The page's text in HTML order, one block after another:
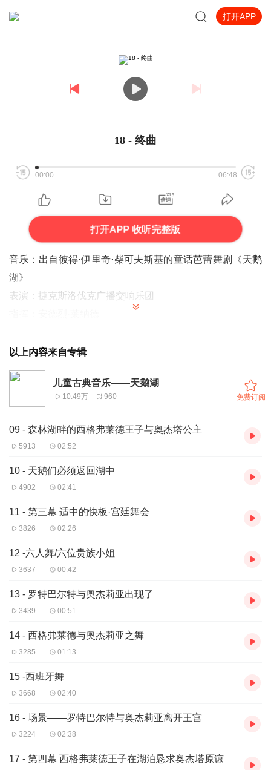
打开APP
18 - 终曲
00:00 06:48
打开APP 收听完整版
音乐：出自彼得·伊里奇·柴可夫斯基的童话芭蕾舞剧《天鹅
湖》
表演：捷克斯洛伐克广播交响乐团
以上内容来自专辑
儿童古典音乐——天鹅湖
10.49万 960 免费订阅
09 - 森林湖畔的西格弗莱德王子与奥杰塔公主
5913 02:52
10 - 天鹅们必须返回湖中
4902 02:41
11 - 第三幕 适中的快板·宫廷舞会
3826 02:26
12 -六人舞/六位贵族小姐
3637 00:42
13 - 罗特巴尔特与奥杰莉亚出现了
3439 00:51
14 - 西格弗莱德与奥杰莉亚之舞
3285 01:13
15 -西班牙舞
3668 02:40
16 - 场景——罗特巴尔特与奥杰莉亚离开王宫
3224 02:38
17 - 第四幕 西格弗莱德王子在湖泊恳求奥杰塔原谅